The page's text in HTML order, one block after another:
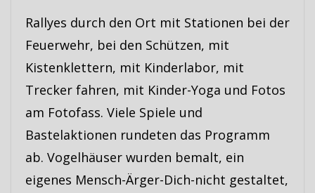
Rallyes durch den Ort mit Stationen bei der
Feuerwehr, bei den Schützen, mit
Kistenklettern, mit Kinderlabor, mit
Trecker fahren, mit Kinder-Yoga und Fotos
am Fotofass. Viele Spiele und
Bastelaktionen rundeten das Programm
ab. Vogelhäuser wurden bemalt, ein
eigenes Mensch-Ärger-Dich-nicht gestaltet,